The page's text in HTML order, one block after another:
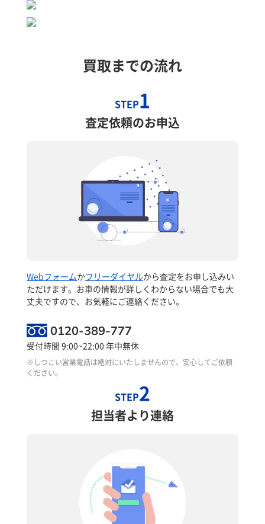
買取までの流れ
STEP1
査定依頼のお申込
Webフォームかフリーダイヤルから査定をお申し込みい
ただけます。お車の情報が詳しくわからない場合でも大
丈夫ですので、お気軽にご連絡ください。
0120-389-777
受付時間 9:00~22:00 年中無休
※しつこい営業電話は絶対にいたしませんので、安心してご依頼
ください。
STEP2
担当者より連絡